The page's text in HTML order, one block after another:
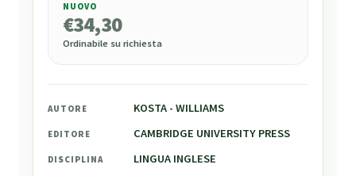
34,30
NUOVO
€34,30
Ordinabile su richiesta
AUTORE KOSTA - WILLIAMS
EDITORE CAMBRIDGE UNIVERSITY PRESS
DISCIPLINA LINGUA INGLESE